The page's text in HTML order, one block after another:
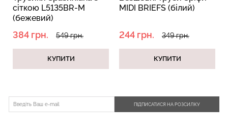
сіткою L5135BR-M
(бежевий)
384 грн. 549 грн.
КУПИТИ
MIDI BRIEFS (білий)
244 грн. 349 грн.
КУПИТИ
ПІДПИСАТИСЯ НА РОЗСИЛКУ